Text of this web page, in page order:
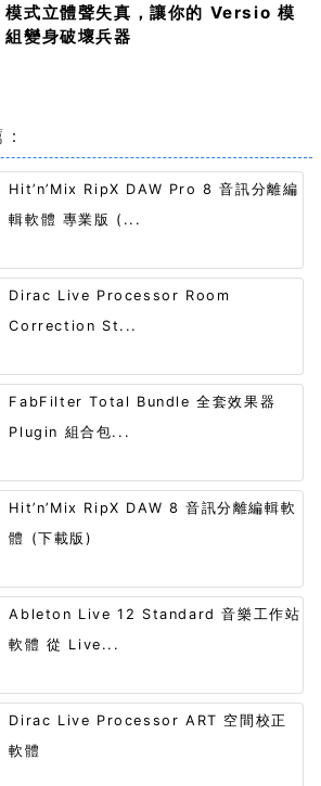
模式立體聲失真，讓你的 Versio 模
組變身破壞兵器
Hit’n’Mix RipX DAW Pro 8 音訊分離編
輯軟體 專業版 (...
Dirac Live Processor Room
Correction St...
FabFilter Total Bundle 全套效果器
Plugin 組合包...
Hit’n’Mix RipX DAW 8 音訊分離編輯軟
體 (下載版)
Ableton Live 12 Standard 音樂工作站
軟體 從 Live...
Dirac Live Processor ART 空間校正
軟體